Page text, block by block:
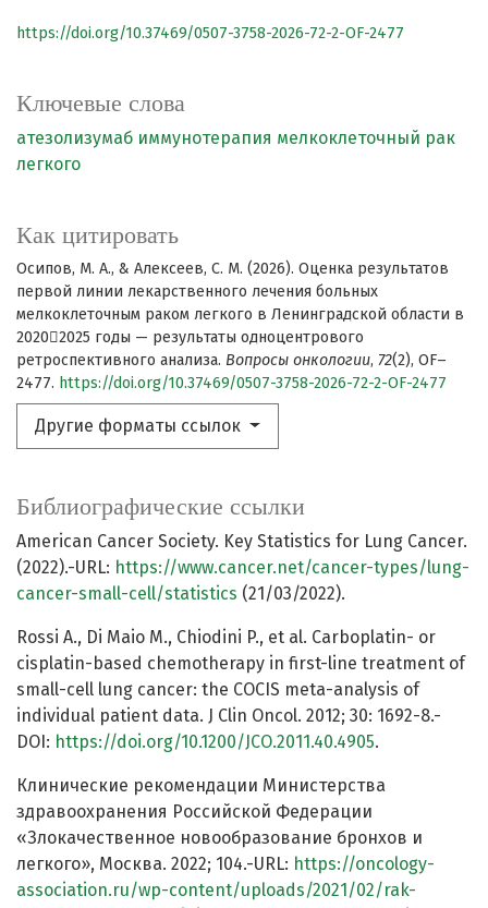
Ключевые слова
атезолизумаб иммунотерапия мелкоклеточный рак
легкого
Как цитировать
Осипов, М. А., & Алексеев, С. М. (2026). Оценка результатов
первой линии лекарственного лечения больных
мелкоклеточным раком легкого в Ленинградской области в
20202025 годы — результаты одноцентрового
ретроспективного анализа. Вопросы онкологии, 72(2), OF–
2477. https://doi.org/10.37469/0507-3758-2026-72-2-OF-2477
Другие форматы ссылок
https://doi.org/10.37469/0507-3758-2026-72-2-OF-2477
Библиографические ссылки
American Cancer Society. Key Statistics for Lung Cancer.
(2022).-URL: https://www.cancer.net/cancer-types/lung-
cancer-small-cell/statistics (21/03/2022).
Rossi A., Di Maio M., Chiodini P., et al. Carboplatin- or
cisplatin-based chemotherapy in first-line treatment of
small-cell lung cancer: the COCIS meta-analysis of
individual patient data. J Clin Oncol. 2012; 30: 1692-8.-
DOI: https://doi.org/10.1200/JCO.2011.40.4905.
Клинические рекомендации Министерства
здравоохранения Российской Федерации
«Злокачественное новообразование бронхов и
легкого», Москва. 2022; 104.-URL: https://oncology-
association.ru/wp-content/uploads/2021/02/rak-